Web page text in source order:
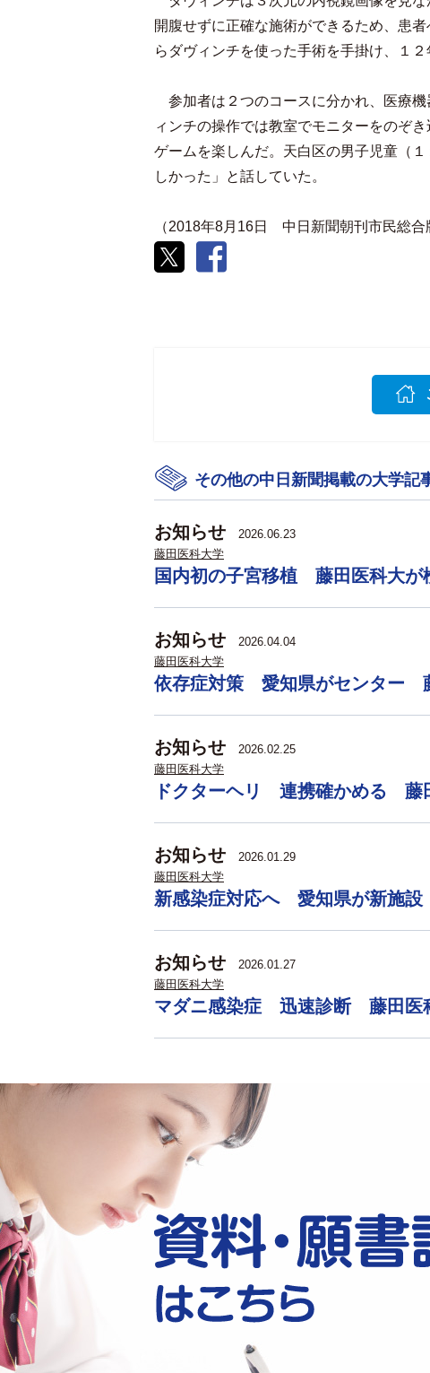
開腹せずに正確な施術ができるため、患
らダヴィンチを使った手術を手掛け、１２
参加者は２つのコースに分かれ、医療
ィンチの操作では教室でモニターをのぞ
ゲームを楽しんだ。天白区の男子児童（
しかった」と話していた。
（2018年8月16日 中日新聞朝刊市民総合
その他の中日新聞掲載の大学記
お知らせ
2026.06.23
藤田医科大学
国内初の子宮移植 藤田医科大
お知らせ
2026.04.04
藤田医科大学
依存症対策 愛知県がセンター
お知らせ
2026.02.25
藤田医科大学
ドクターヘリ 連携確かめる 藤
お知らせ
2026.01.29
藤田医科大学
新感染症対応へ 愛知県が新施
お知らせ
2026.01.27
藤田医科大学
マダニ感染症 迅速診断 藤田医